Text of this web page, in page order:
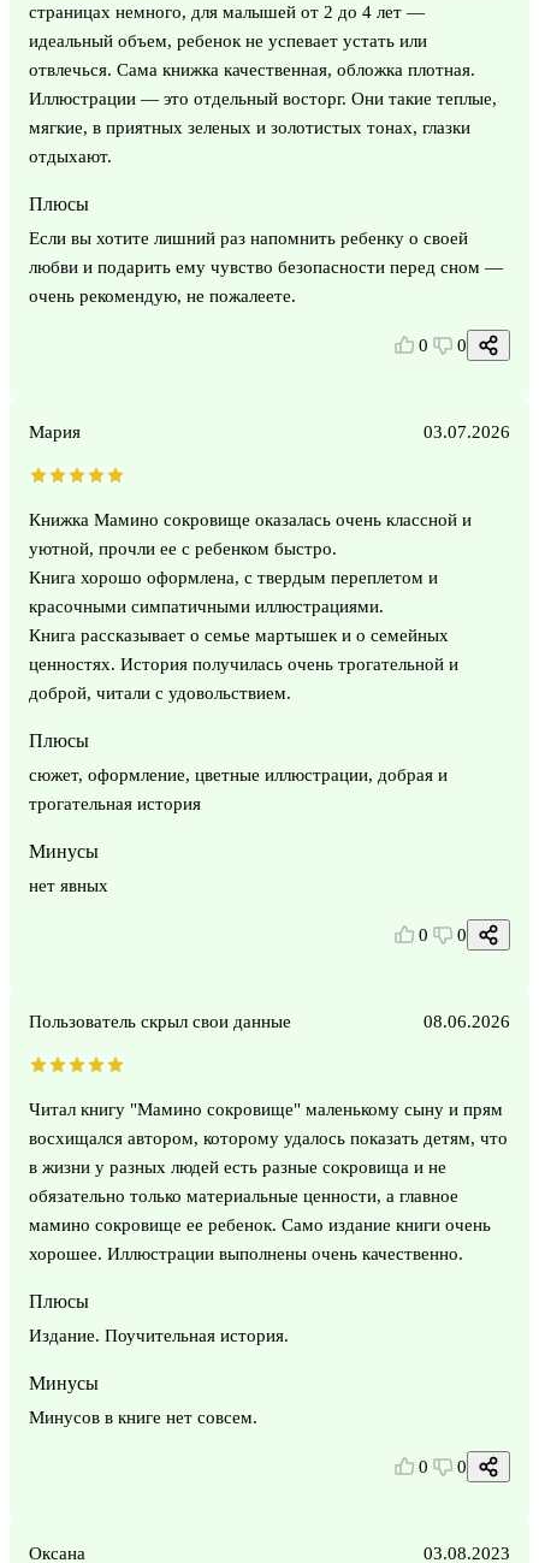
страницах немного, для малышей от 2 до 4 лет —
идеальный объем, ребенок не успевает устать или
отвлечься. Сама книжка качественная, обложка плотная.
Иллюстрации — это отдельный восторг. Они такие теплые,
мягкие, в приятных зеленых и золотистых тонах, глазки
отдыхают.
Плюсы
Если вы хотите лишний раз напомнить ребенку о своей
любви и подарить ему чувство безопасности перед сном —
очень рекомендую, не пожалеете.
0 0
Мария 03.07.2026
Книжка Мамино сокровище оказалась очень классной и
уютной, прочли ее с ребенком быстро.
Книга хорошо оформлена, с твердым переплетом и
красочными симпатичными иллюстрациями.
Книга рассказывает о семье мартышек и о семейных
ценностях. История получилась очень трогательной и
доброй, читали с удовольствием.
Плюсы
сюжет, оформление, цветные иллюстрации, добрая и
трогательная история
Минусы
нет явных
0 0
Пользователь скрыл свои данные 08.06.2026
Читал книгу "Мамино сокровище" маленькому сыну и прям
восхищался автором, которому удалось показать детям, что
в жизни у разных людей есть разные сокровища и не
обязательно только материальные ценности, а главное
мамино сокровище ее ребенок. Само издание книги очень
хорошее. Иллюстрации выполнены очень качественно.
Плюсы
Издание. Поучительная история.
Минусы
Минусов в книге нет совсем.
0 0
Оксана 03.08.2023